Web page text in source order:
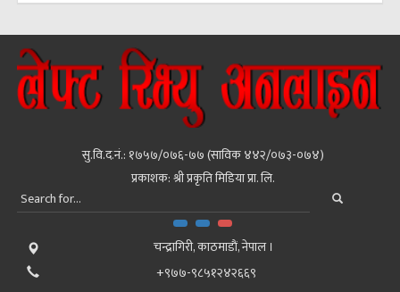
सु.वि.द.नं.: १७५७/०७६-७७ (साविक ४४२/०७३-०७४)
प्रकाशक: श्री प्रकृति मिडिया प्रा. लि.
चन्द्रागिरी, काठमाडाैं, नेपाल ।
+९७७-९८५१२४२६६९